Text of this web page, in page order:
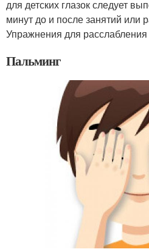
для детских глазок следует
минут до и после занятий или
Упражнения для
Пальминг